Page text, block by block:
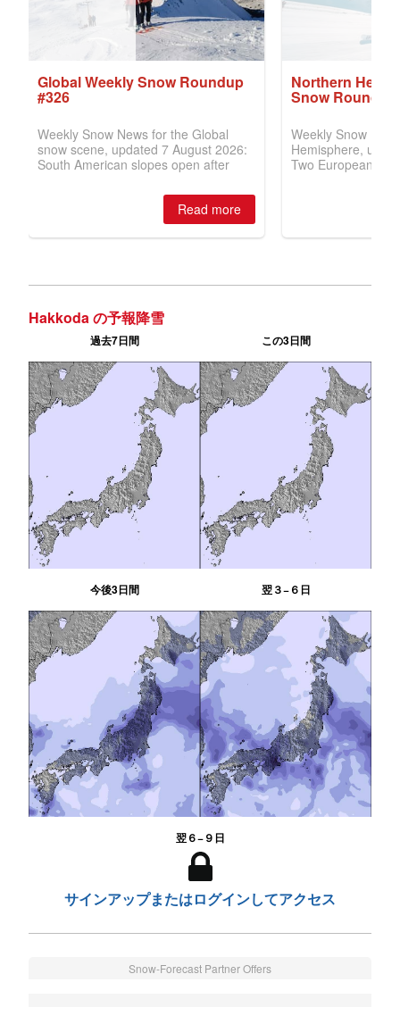
Hakkoda の予報降雪
過去7日間 この3日間
今後3日間 翌３−６日
翌６−９日
サインアップまたはログインしてアクセス
Snow-Forecast Partner Offers